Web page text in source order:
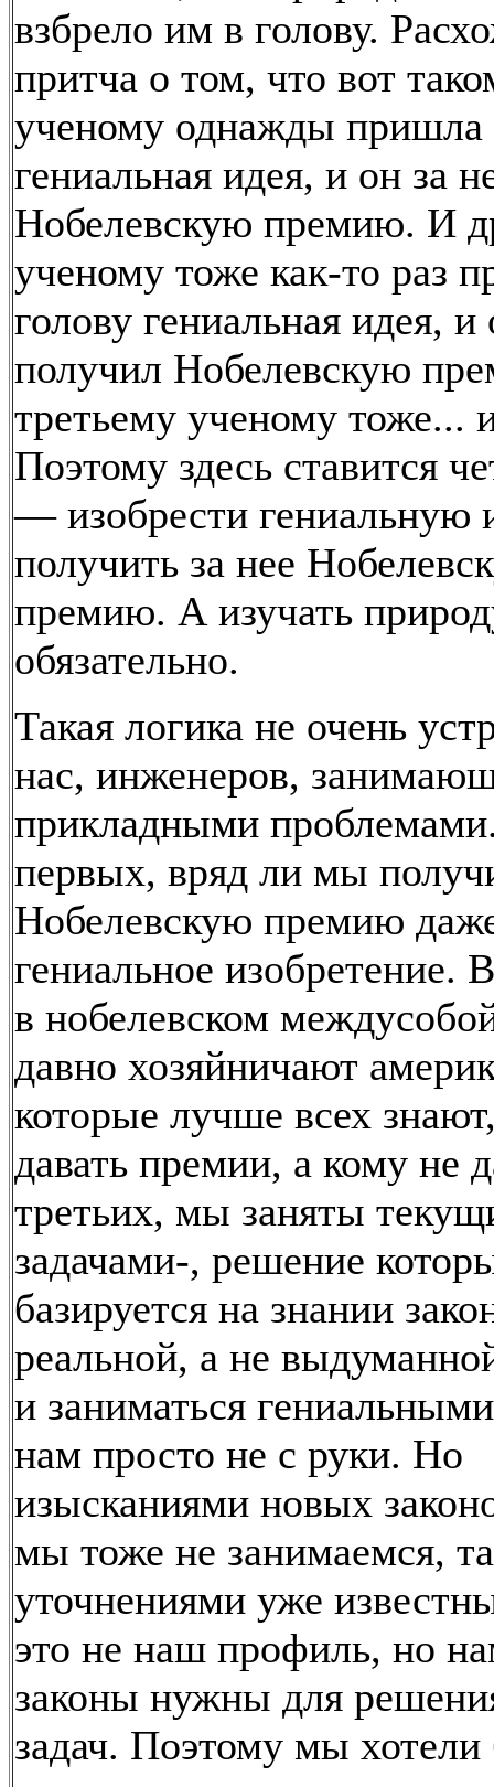
взбрело им в голову.
притча о том, что вот
ученому однажды пришла
гениальная идея, и он за
Нобелевскую премию. И
ученому тоже как-то раз
голову гениальная идея,
получил Нобелевскую
третьему ученому тоже...
Поэтому здесь ставится
— изобрести гениальную
получить за нее
премию. А изучать
обязательно.
Такая логика не очень
нас, инженеров,
прикладными
первых, вряд ли мы
Нобелевскую премию
гениальное изобретение.
в нобелевском
давно хозяйничают
которые лучше всех
давать премии, а кому не
третьих, мы заняты
задачами-, решение
базируется на знании
реальной, а не
и заниматься
нам просто не с руки. Но
изысканиями новых
мы тоже не занимаемся,
уточнениями уже
это не наш профиль, но
законы нужны для
задач. Поэтому мы